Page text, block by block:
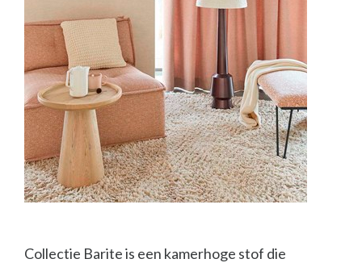
Collectie Barite is een kamerhoge stof die